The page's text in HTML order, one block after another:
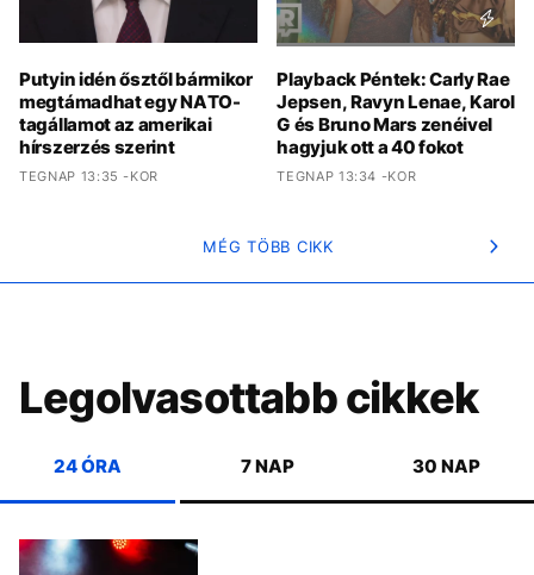
Putyin idén ősztől bármikor
megtámadhat egy NATO-
tagállamot az amerikai
hírszerzés szerint
TEGNAP 13:35 -KOR
Playback Péntek: Carly Rae
Jepsen, Ravyn Lenae, Karol
G és Bruno Mars zenéivel
hagyjuk ott a 40 fokot
TEGNAP 13:34 -KOR
MÉG TÖBB CIKK
Legolvasottabb cikkek
24 ÓRA 7 NAP 30 NAP